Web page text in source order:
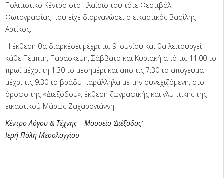
Πολιτιστικό Κέντρο στο πλαίσιο του τότε Φεστιβάλ
Φωτογραφίας που είχε διοργανώσει ο εικαστικός Βασίλης
Αρτίκος.
Η έκθεση θα διαρκέσει μέχρι τις 9 Ιουνίου και θα λειτουργεί
κάθε Πέμπτη, Παρασκευή, Σάββατο και Κυριακή από τις 11:00 το
πρωί μέχρι τη 1:30 το μεσημέρι και από τις 7:30 το απόγευμα
μέχρι τις 9:30 το βράδυ παράλληλα με την συνεχιζόμενη, στο
όροφο της «Διεξόδου», έκθεση ζωγραφικής και γλυπτικής της
εικαστικού Μάρως Ζαχαρογιάννη.
Κέντρο Λόγου & Τέχνης – Μουσείο ‘Διέξοδος’
Ιερή Πόλη Μεσολογγίου